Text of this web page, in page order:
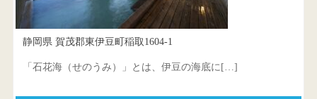
稲取温泉 石花海（せのうみ）
静岡県 賀茂郡東伊豆町稲取1604-1
「石花海（せのうみ）」とは、伊豆の海底に[…]